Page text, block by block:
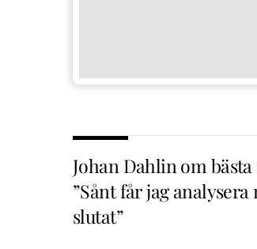
Johan Dahlin om bästa
”Sånt får jag analysera
slutat”